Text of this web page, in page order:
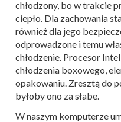
chłodzony, bo w trakcie
ciepło. Dla zachowania
również dla jego
odprowadzone i temu
chłodzenie. Procesor
chłodzenia boxowego,
opakowaniu. Zresztą do
byłoby ono za słabe.
W naszym komputerze